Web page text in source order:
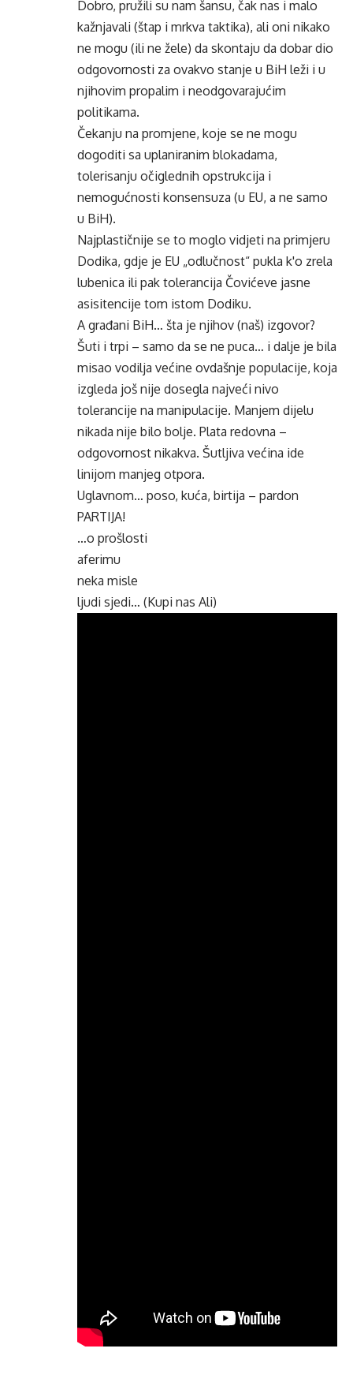
Dobro, pružili su nam šansu, čak nas i malo
kažnjavali (štap i mrkva taktika), ali oni nikako
ne mogu (ili ne žele) da skontaju da dobar dio
odgovornosti za ovakvo stanje u BiH leži i u
njihovim propalim i neodgovarajućim
politikama.
Čekanju na promjene, koje se ne mogu
dogoditi sa uplaniranim blokadama,
tolerisanju očiglednih opstrukcija i
nemogućnosti konsensuza (u EU, a ne samo
u BiH).
Najplastičnije se to moglo vidjeti na primjeru
Dodika, gdje je EU „odlučnost“ pukla k'o zrela
lubenica ili pak tolerancija Čovićeve jasne
asisitencije tom istom Dodiku.
A građani BiH… šta je njihov (naš) izgovor?
Šuti i trpi – samo da se ne puca… i dalje je bila
misao vodilja većine ovdašnje populacije, koja
izgleda još nije dosegla najveći nivo
tolerancije na manipulacije. Manjem dijelu
nikada nije bilo bolje. Plata redovna –
odgovornost nikakva. Šutljiva većina ide
linijom manjeg otpora.
Uglavnom… poso, kuća, birtija – pardon
PARTIJA!
…o prošlosti
aferimu
neka misle
ljudi sjedi… (Kupi nas Ali)